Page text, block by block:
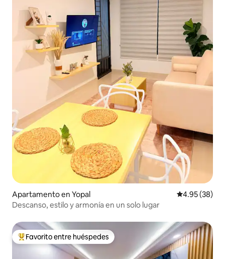
Apartamento en Yopal Calificación
4.95 (38)
Descanso, estilo y armonía en un solo lugar
Favorito entre huéspedes preferido
Favorito entre huéspedes